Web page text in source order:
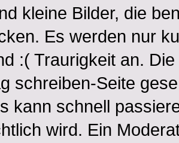
kleine Bilder, die
Es werden nur
:( Traurigkeit an.
schreiben-Seite
kann schnell
wird. Ein